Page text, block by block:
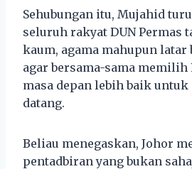
Sehubungan itu, Mujahid
seluruh rakyat DUN Permas
kaum, agama mahupun
agar bersama-sama memilih
masa depan lebih baik untuk
datang.
Beliau menegaskan, Johor
pentadbiran yang bukan